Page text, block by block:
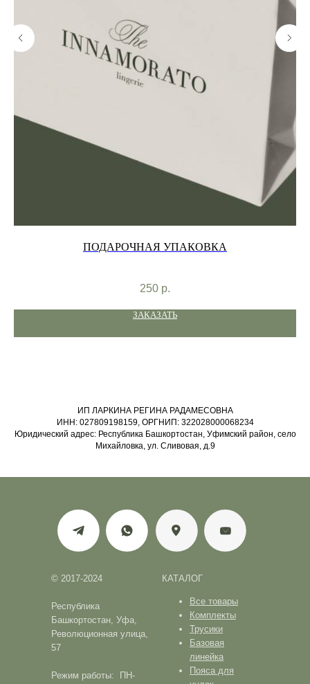
ПОДАРОЧНАЯ УПАКОВКА
250 р.
ЗАКАЗАТЬ
ИП ЛАРКИНА РЕГИНА РАДАМЕСОВНА
ИНН: 027809198159, ОРГНИП: 322028000068234
Юридический адрес: Республика Башкортостан, Уфимский район, село
Михайловка, ул. Сливовая, д.9
© 2017-2024
Республика
Башкортостан, Уфа,
Революционная улица,
57
Режим работы: ПН-
КАТАЛОГ
Все товары
Комплекты
Трусики
Базовая
линейка
Пояса для